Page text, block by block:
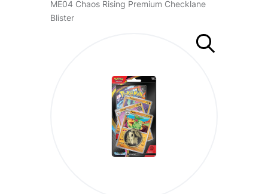
ME04 Chaos Rising Premium Checklane
Blister